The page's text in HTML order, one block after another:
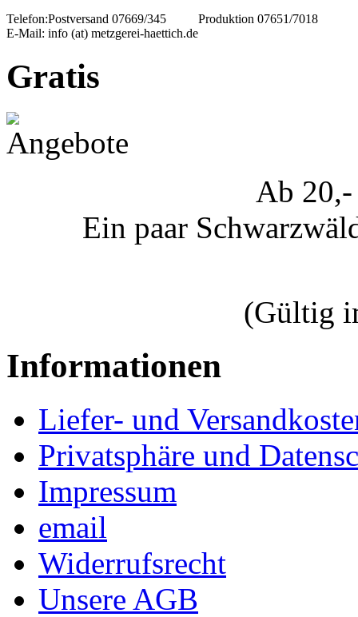
Telefon:Postversand 07669/345
Produktion 07651/7018
E-Mail: info (at) metzgerei-haettich.de
Gratis
Ab 20,-
Ein paar
(Gültig
Informationen
Liefer- und
Privatsphäre und
Impressum
email
Widerrufsrecht
Unsere AGB